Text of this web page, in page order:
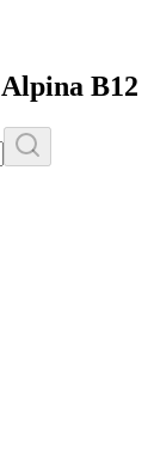
Alpina B12